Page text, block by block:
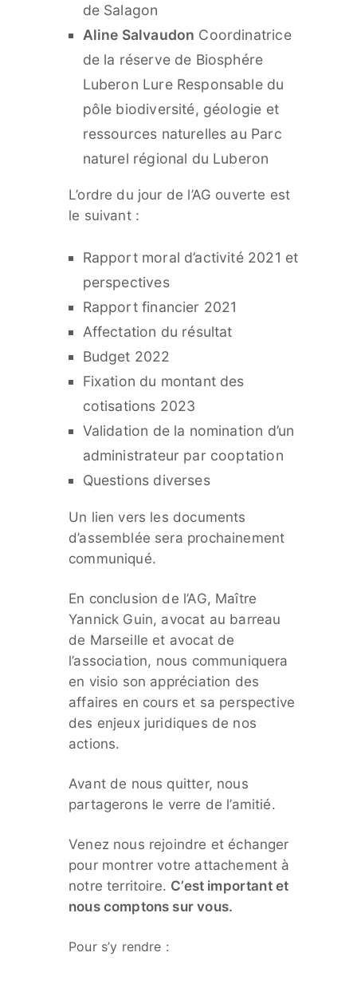
de Salagon
Aline Salvaudon Coordinatrice
de la réserve de Biosphére
Luberon Lure Responsable du
pôle biodiversité, géologie et
ressources naturelles au Parc
naturel régional du Luberon
L’ordre du jour de l’AG ouverte est
le suivant :
Rapport moral d’activité 2021 et
perspectives
Rapport financier 2021
Affectation du résultat
Budget 2022
Fixation du montant des
cotisations 2023
Validation de la nomination d’un
administrateur par cooptation
Questions diverses
Un lien vers les documents
d’assemblée sera prochainement
communiqué.
En conclusion de l’AG, Maître
Yannick Guin, avocat au barreau
de Marseille et avocat de
l’association, nous communiquera
en visio son appréciation des
affaires en cours et sa perspective
des enjeux juridiques de nos
actions.
Avant de nous quitter, nous
partagerons le verre de l’amitié.
Venez nous rejoindre et échanger
pour montrer votre attachement à
notre territoire. C’est important et
nous comptons sur vous.
Pour s’y rendre :